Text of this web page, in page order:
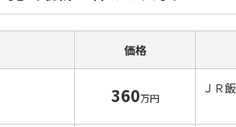
価格
360万円
ＪＲ